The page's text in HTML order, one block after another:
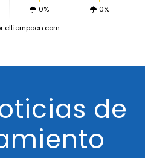
0%
0%
eltiempoen.com
de